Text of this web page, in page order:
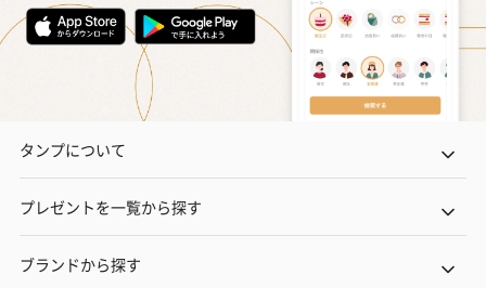
タンプについて
プレゼントを一覧から探す
ブランドから探す